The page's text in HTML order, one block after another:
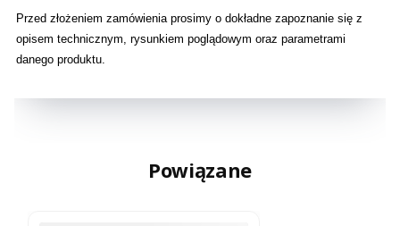
Przed złożeniem zamówienia prosimy o dokładne zapoznanie się z
opisem technicznym, rysunkiem poglądowym oraz parametrami
danego produktu.
Powiązane